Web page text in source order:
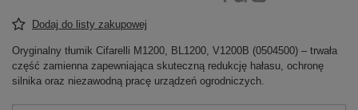
Dodaj do listy zakupowej
Oryginalny tłumik Cifarelli M1200, BL1200, V1200B (0504500) – trwała
część zamienna zapewniająca skuteczną redukcję hałasu, ochronę
silnika oraz niezawodną pracę urządzeń ogrodniczych.